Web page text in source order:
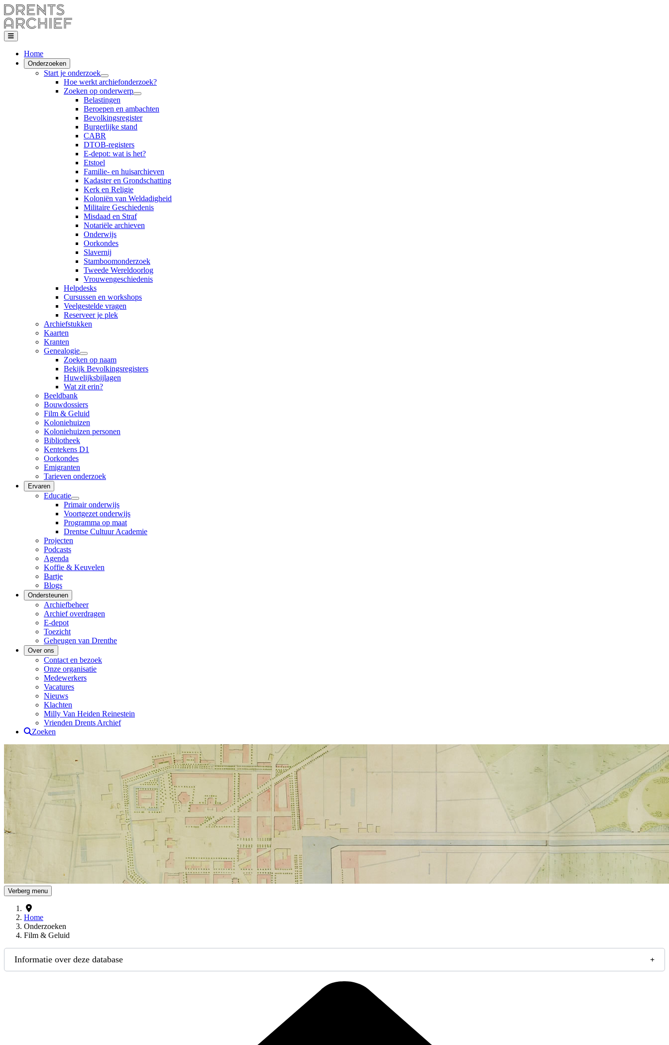
Home
Onderzoeken
Start je onderzoek
Hoe werkt archiefonderzoek?
Zoeken op onderwerp
Belastingen
Beroepen en ambachten
Bevolkingsregister
Burgerlijke stand
CABR
DTOB-registers
E-depot: wat is het?
Etstoel
Familie- en huisarchieven
Kadaster en Grondschatting
Kerk en Religie
Koloniën van Weldadigheid
Militaire Geschiedenis
Misdaad en Straf
Notariële archieven
Onderwijs
Oorkondes
Slavernij
Stamboomonderzoek
Tweede Wereldoorlog
Vrouwengeschiedenis
Helpdesks
Cursussen en workshops
Veelgestelde vragen
Reserveer je plek
Archiefstukken
Kaarten
Kranten
Genealogie
Zoeken op naam
Bekijk Bevolkingsregisters
Huwelijksbijlagen
Wat zit erin?
Beeldbank
Bouwdossiers
Film & Geluid
Koloniehuizen
Koloniehuizen personen
Bibliotheek
Kentekens D1
Oorkondes
Emigranten
Tarieven onderzoek
Ervaren
Educatie
Primair onderwijs
Voortgezet onderwijs
Programma op maat
Drentse Cultuur Academie
Projecten
Podcasts
Agenda
Koffie & Keuvelen
Bartje
Blogs
Ondersteunen
Archiefbeheer
Archief overdragen
E-depot
Toezicht
Geheugen van Drenthe
Over ons
Contact en bezoek
Onze organisatie
Medewerkers
Vacatures
Nieuws
Klachten
Milly Van Heiden Reinestein
Vrienden Drents Archief
Zoeken
Drents Archief
Verberg menu
Home
Onderzoeken
Film & Geluid
Informatie over deze database